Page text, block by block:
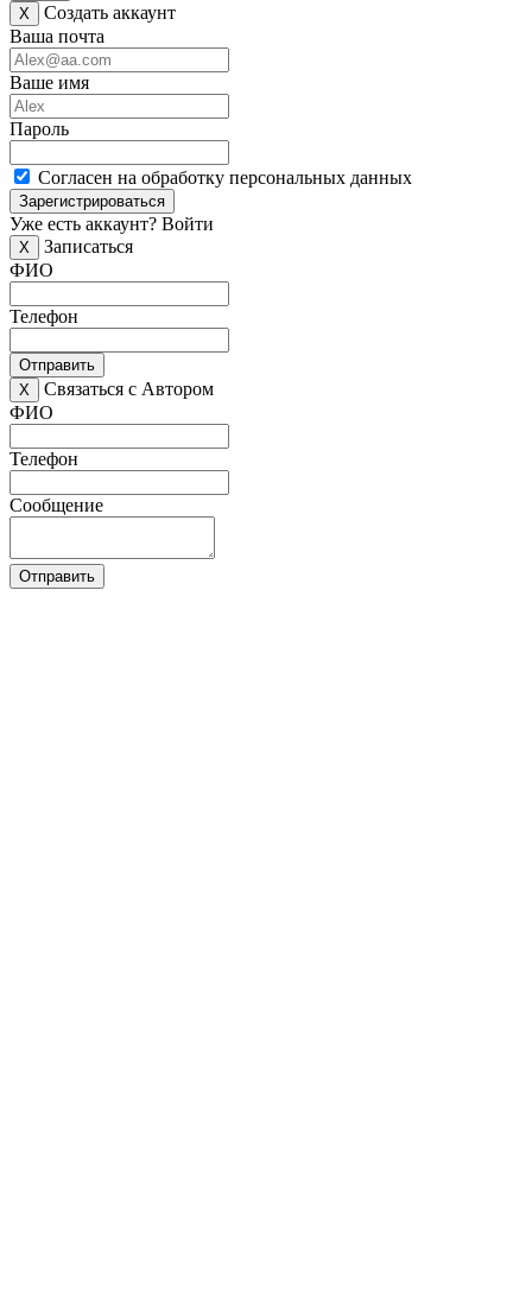
X
Создать аккаунт
Ваша почта
Ваше имя
Пароль
Согласен на обработку персональных данных
Зарегистрироваться
Уже есть аккаунт? Войти
X
Записаться
ФИО
Телефон
Отправить
X
Связаться с Автором
ФИО
Телефон
Сообщение
Отправить